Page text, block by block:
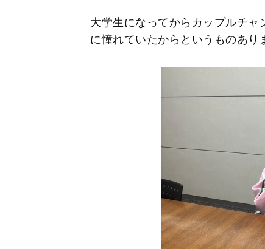
大学生になってからカップルチャ
に憧れていたからというものあり